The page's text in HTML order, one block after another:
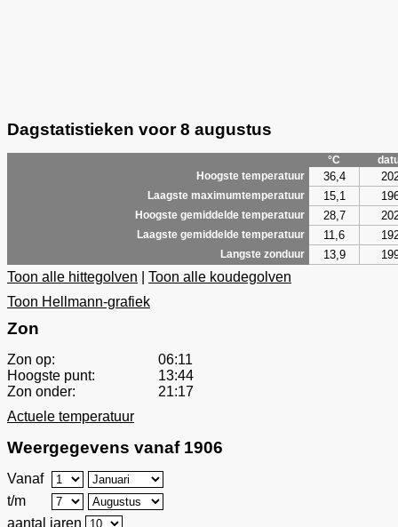
Dagstatistieken voor 8 augustus
°C
Hoogste temperatuur
36,4
Laagste maximumtemperatuur 15,1
Hoogste gemiddelde temperatuur 28,7
Laagste gemiddelde temperatuur 11,6
Langste zonduur 13,9
Toon alle hittegolven
Toon alle koudegolven
Toon Hellmann-grafiek
Zon
Zon op:
06:11
Hoogste punt:
13:44
Zon onder:
21:17
Actuele temperatuur
Weergegevens vanaf 1906
Vanaf
t/m
aantal jaren